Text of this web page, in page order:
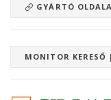
GYÁRTÓ OLDALA
MONITOR KERESŐ